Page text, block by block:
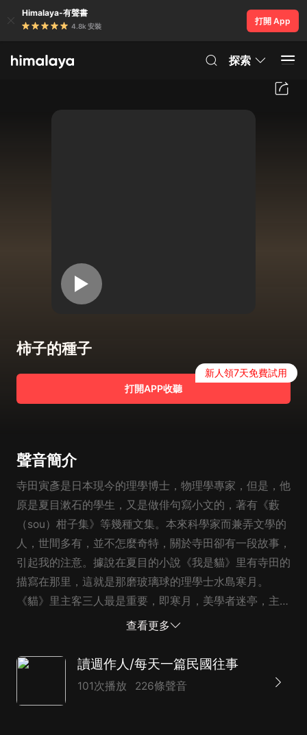
Himalaya-有聲書
4.8k 安裝
打開 App
探索
柿子的種子
打開APP收聽
新人領7天免費試用
聲音簡介
寺田寅彥是日本現今的理學博士，物理學專家，但是，他
原是夏目漱石的學生，又是做俳句寫小文的，著有《藪
（sou）柑子集》等幾種文集。本來科學家而兼弄文學的
人，世間多有，並不怎麼奇特，關於寺田卻有一段故事，
引起我的注意。據說在夏目的小說《我是貓》里有寺田的
描寫在那里，這就是那磨玻璃球的理學士水島寒月。
《貓》里主客三人最是重要，即寒月，美學者迷亭，主人
苦沙彌，他們只要一出臺，場面便不寂寞。我們不會把小
藪柑子的生涯，但不知怎地總因此覺得有點面善，至少特
别有些興趣。寺 田的隨筆我最近看到的是一冊《柿子的
查看更多
讀週作人/每天一篇民國往事
101次播放 226條聲音